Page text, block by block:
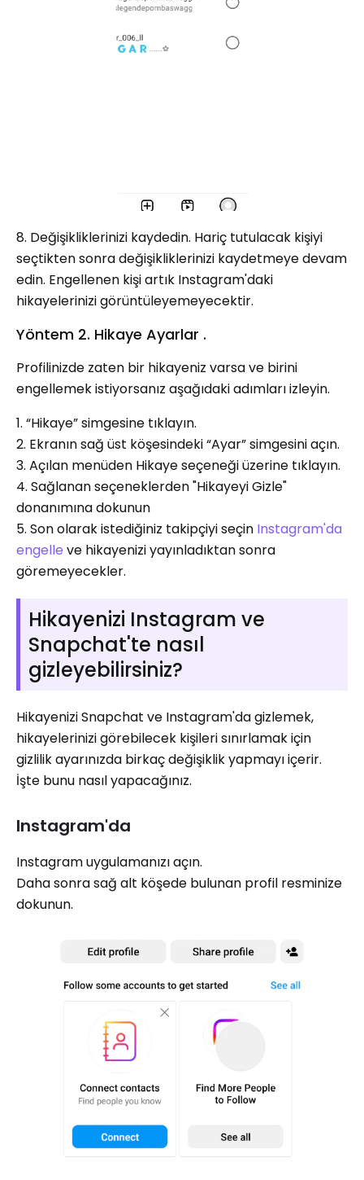
8. Değişikliklerinizi kaydedin. Hariç tutulacak kişiyi
seçtikten sonra değişikliklerinizi kaydetmeye devam
edin. Engellenen kişi artık Instagram'daki
hikayelerinizi görüntüleyemeyecektir.
Yöntem 2. Hikaye Ayarlar .
Profilinizde zaten bir hikayeniz varsa ve birini
engellemek istiyorsanız aşağıdaki adımları izleyin.
1. “Hikaye” simgesine tıklayın.
2. Ekranın sağ üst köşesindeki “Ayar” simgesini açın.
3. Açılan menüden Hikaye seçeneği üzerine tıklayın.
4. Sağlanan seçeneklerden "Hikayeyi Gizle"
donanımına dokunun
5. Son olarak istediğiniz takipçiyi seçin Instagram'da
engelle ve hikayenizi yayınladıktan sonra
göremeyecekler.
Hikayenizi Instagram ve
Snapchat'te nasıl
gizleyebilirsiniz?
Hikayenizi Snapchat ve Instagram'da gizlemek,
hikayelerinizi görebilecek kişileri sınırlamak için
gizlilik ayarınızda birkaç değişiklik yapmayı içerir.
İşte bunu nasıl yapacağınız.
Instagram'da
Instagram uygulamanızı açın.
Daha sonra sağ alt köşede bulunan profil resminize
dokunun.